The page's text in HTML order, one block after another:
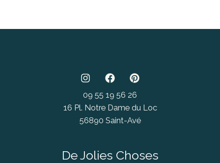
09 55 19 56 26
16 Pl. Notre Dame du Loc
56890 Saint-Avé
De Jolies Choses